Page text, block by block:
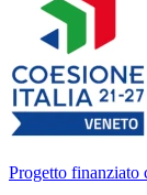
Progetto finanziato